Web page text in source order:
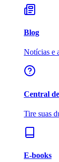
Blog
Notícias e
Central
Tire suas
E-books